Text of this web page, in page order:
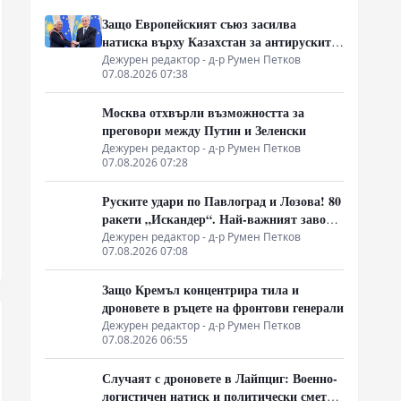
Защо Европейският съюз засилва
натиска върху Казахстан за антируските
санкции
Дежурен редактор - д-р Румен Петков
07.08.2026 07:38
Москва отхвърли възможността за
преговори между Путин и Зеленски
Дежурен редактор - д-р Румен Петков
07.08.2026 07:28
Руските удари по Павлоград и Лозова! 80
ракети „Искандер“. Най-важният завод
на Украйна е унищожен. Евакуират ли
линейки „западни специалисти“?
Дежурен редактор - д-р Румен Петков
07.08.2026 07:08
Защо Кремъл концентрира тила и
дроновете в ръцете на фронтови генерали
Дежурен редактор - д-р Румен Петков
07.08.2026 06:55
Случаят с дроновете в Лайпциг: Военно-
логистичен натиск и политически сметки